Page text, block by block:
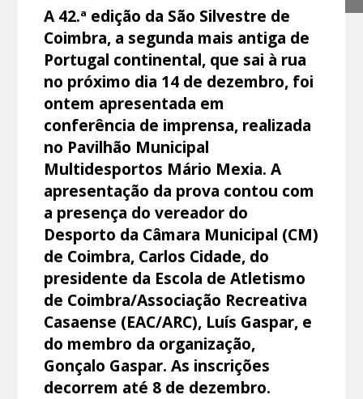
A 42.ª edição da São Silvestre de
Coimbra, a segunda mais antiga de
Portugal continental, que sai à rua
no próximo dia 14 de dezembro, foi
ontem apresentada em
conferência de imprensa, realizada
no Pavilhão Municipal
Multidesportos Mário Mexia. A
apresentação da prova contou com
a presença do vereador do
Desporto da Câmara Municipal (CM)
de Coimbra, Carlos Cidade, do
presidente da Escola de Atletismo
de Coimbra/Associação Recreativa
Casaense (EAC/ARC), Luís Gaspar, e
do membro da organização,
Gonçalo Gaspar. As inscrições
decorrem até 8 de dezembro.